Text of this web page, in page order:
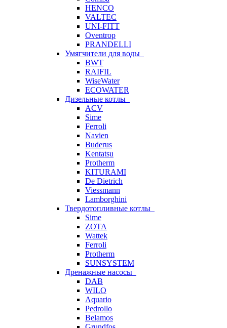
HENCO
VALTEC
UNI-FITT
Oventrop
PRANDELLI
Умягчители для воды
BWT
RAIFIL
WiseWater
ECOWATER
Дизельные котлы
ACV
Sime
Ferroli
Navien
Buderus
Kentatsu
Protherm
KITURAMI
De Dietrich
Viessmann
Lamborghini
Твердотопливные котлы
Sime
ZOTA
Wattek
Ferroli
Protherm
SUNSYSTEM
Дренажные насосы
DAB
WILO
Aquario
Pedrollo
Belamos